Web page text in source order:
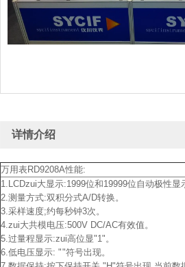
详情介绍
万用表RD9208A性能:
1.LCDzui大显示:1999位和19999位自动极性显
2.测量方式:双积分式A/D转换。
3.采样速度;约每秒钟3次。
4.zui大共模电压:500V DC/AC有效值。
5.过量程显示:zui高位显"1"。
6.低电压显示: ""符号出现。